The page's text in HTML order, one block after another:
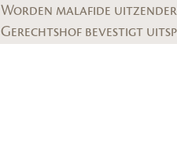
Worden malafide